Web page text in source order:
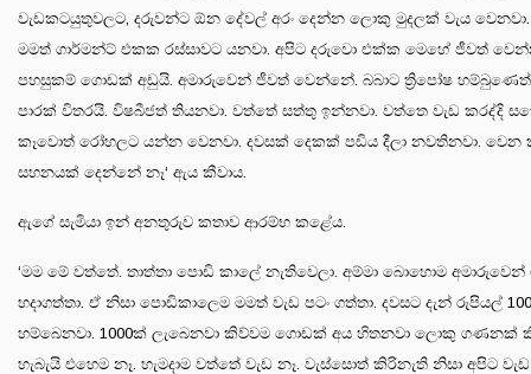
වැඩකටයුතුවලට, දරුවන්ට ඕන දේවල් අරං දෙන්න ලොකු මුදලක් වැය
මමත් ගාර්මන්ට් එකක රස්සාවට යනවා. අපිට දරුවො එක්ක මෙහේ ජීවත්
පහසුකම් ගොඩක් අඩුයි. අමාරුවෙන් ජීවත් වෙන්නේ. බබාට ත්‍රිපෝෂ
පාරක් විතරයි. විෂබීජත් තියනවා. වත්තේ සත්තු ඉන්නවා. වත්තෙ වැඩ කරද්දි
කෑවොත් රෝහලට යන්න වෙනවා. දවසක් දෙකක් පඩිය දීලා නවතිනවා. වෙන
සහනයක් දෙන්නේ නෑ‘ ඇය කීවාය.
ඇගේ සැමියා ඉන් අනතුරුව කතාව ආරම්භ කළේය.
‘මම මේ වත්තේ. තාත්තා පොඩි කාලේ නැතිවෙලා. අම්මා බොහොම අමාරුවෙන්
හදාගත්තා. ඒ නිසා පොඩිකාලෙම මමත් වැඩ පටං ගත්තා. දවසට දැන් රුපියල්
හම්බෙනවා. 1000ක් ලැබෙනවා කිව්වම ගොඩක් අය හිතනවා ලොකු ගණනක්
හැබැයි එහෙම නෑ. හැමදාම වත්තේ වැඩ නෑ. වැස්සොත් කිරිනැති නිසා අපිට